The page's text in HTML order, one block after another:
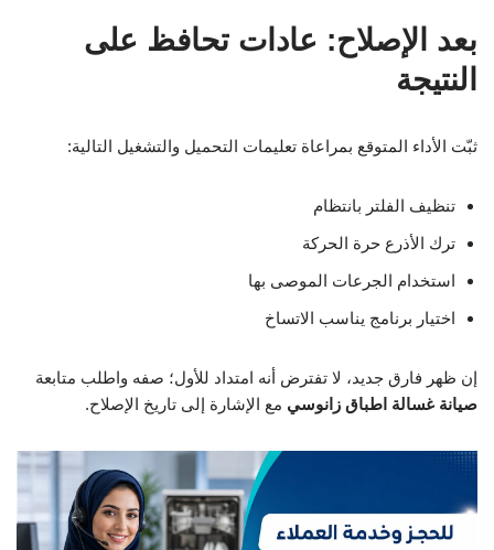
بعد الإصلاح: عادات تحافظ على
النتيجة
ثبّت الأداء المتوقع بمراعاة تعليمات التحميل والتشغيل التالية:
تنظيف الفلتر بانتظام
ترك الأذرع حرة الحركة
استخدام الجرعات الموصى بها
اختيار برنامج يناسب الاتساخ
إن ظهر فارق جديد، لا تفترض أنه امتداد للأول؛ صفه واطلب متابعة
صيانة غسالة اطباق زانوسي مع الإشارة إلى تاريخ الإصلاح.